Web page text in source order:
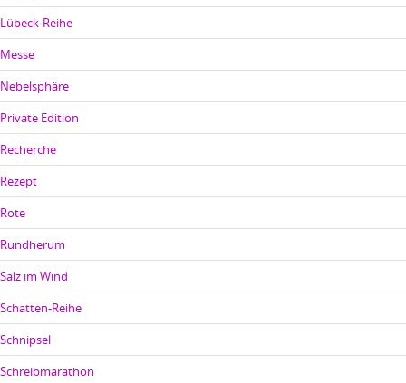
Lübeck-Reihe
Messe
Nebelsphäre
Private Edition
Recherche
Rezept
Rote
Rundherum
Salz im Wind
Schatten-Reihe
Schnipsel
Schreibmarathon